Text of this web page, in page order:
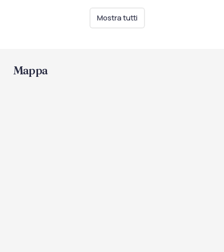
Servizio navetta
Mostra tutti
Mappa